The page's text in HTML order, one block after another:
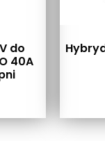
do
40A